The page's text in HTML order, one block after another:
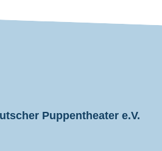
Puppentheater e.V.